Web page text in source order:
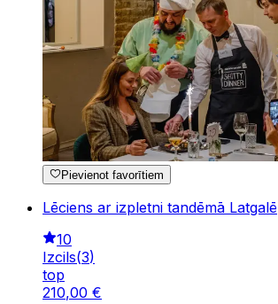
Pievienot favorītiem
Lēciens ar izpletni tandēmā Latgalē
10
Izcils(3)
top
210,00 €